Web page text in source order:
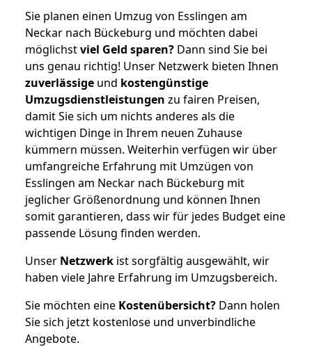
Sie planen einen Umzug von Esslingen am
Neckar nach Bückeburg und möchten dabei
möglichstviel Geld sparen? Dann sind Sie bei
uns genau richtig! Unser Netzwerk bieten Ihnen
zuverlässige und kostengünstige
Umzugsdienstleistungen zu fairen Preisen,
damit Sie sich um nichts anderes als die
wichtigen Dinge in Ihrem neuen Zuhause
kümmern müssen. Weiterhin verfügen wir über
umfangreiche Erfahrung mit Umzügen von
Esslingen am Neckar nach Bückeburg mit
jeglicher Größenordnung und können Ihnen
somit garantieren, dass wir für jedes Budget eine
passende Lösung finden werden.
Unser Netzwerk ist sorgfältig ausgewählt, wir
haben viele Jahre Erfahrung im Umzugsbereich.
Sie möchten eine Kostenübersicht? Dann holen
Sie sich jetzt kostenlose und unverbindliche
Angebote.